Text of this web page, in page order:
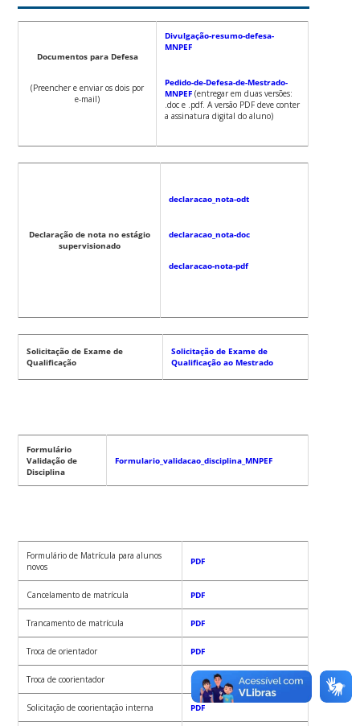
Documentos para Defesa
(Preencher e enviar os dois por
e-mail)
Divulgação-resumo-defesa-
MNPEF
Pedido-de-Defesa-de-Mestrado-
MNPEF (entregar em duas versões:
.doc e .pdf. A versão PDF deve conter
a assinatura digital do aluno)
Declaração de nota no estágio
supervisionado
declaracao_nota-odt
declaracao_nota-doc
declaracao-nota-pdf
Solicitação de Exame de
Qualificação
Solicitação de Exame de
Qualificação ao Mestrado
Formulário
Validação de
Disciplina
Formulario_validacao_disciplina_MNPEF
Formulário de Matrícula para alunos
novos
PDF
Cancelamento de matrícula PDF
Trancamento de matrícula PDF
Troca de orientador PDF
Troca de coorientador PDF
Solicitação de coorientação interna PDF